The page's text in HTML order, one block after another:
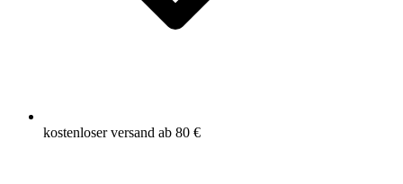
kostenloser versand ab 80 €